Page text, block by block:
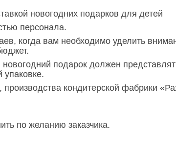
новогодних подарков для детей
персонала.
когда вам необходимо уделить
подарок должен
упаковке.
кондитерской фабрики
по желанию заказчика.